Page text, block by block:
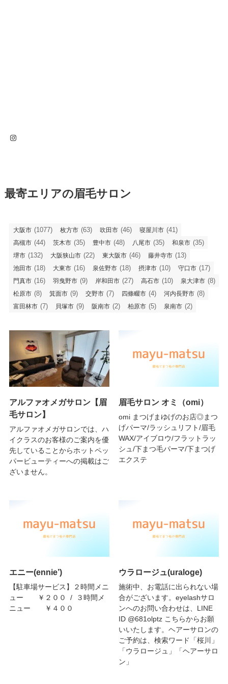
Instagram
最寄エリアの眉毛サロン
大阪市 (1077) 枚方市 (63) 吹田市 (46) 寝屋川市 (41)
高槻市 (44) 茨木市 (35) 豊中市 (48) 八尾市 (35) 和泉市 (35)
堺市 (132) 大阪狭山市 (22) 東大阪市 (46) 藤井寺市 (13)
池田市 (18) 大東市 (16) 泉佐野市 (18) 摂津市 (10) 守口市 (17)
門真市 (16) 羽曳野市 (9) 岸和田市 (27) 高石市 (10) 泉大津市 (8)
松原市 (8) 箕面市 (9) 交野市 (7) 四條畷市 (4) 河内長野市 (8)
富田林市 (7) 貝塚市 (9) 阪南市 (2) 柏原市 (5) 泉南市 (2)
アルファオメガサロン【眉
毛サロン】
アルファオメガサロンでは、ハ
イクラスのお客様のご案内を優
先していることからホットペッ
パービューティーへの掲載はご
ざいません。
眉毛サロン オミ（omi）
omi まつげまゆげのお店◎まつ
げパーマ/ラッシュリフト/眉毛
WAX/アイブロウ/フラットラッ
シュ/下まつ毛パーマ/下まつげ
エクステ
エニー(ennie’)
【駐車場サービス】２時間メニ
ュー ￥２００ / ３時間メ
ニュー ￥４００
ウラロージュ(uraloge)
施術中、お電話に出られない場
合がございます。eyelashサロ
ンへのお問い合わせは、LINE
ID @681olptz こちらからお願
いいたします。ヘアーサロンの
ご予約は、検索ワード「桜川」
「ウラロージュ」「ヘアーサロ
ン」